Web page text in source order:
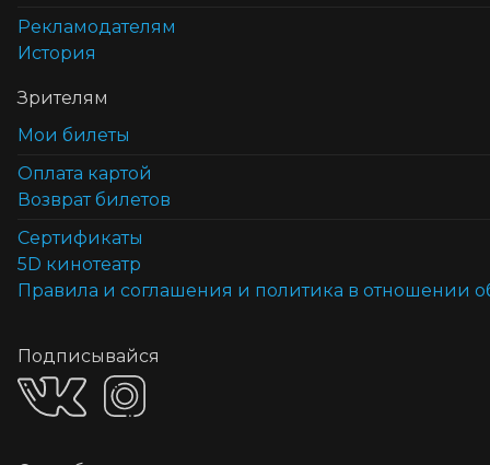
Рекламодателям
История
Зрителям
Мои билеты
Оплата картой
Возврат билетов
Cертификаты
5D кинотеатр
Правила и соглашения и политика в отношении
Подписывайся